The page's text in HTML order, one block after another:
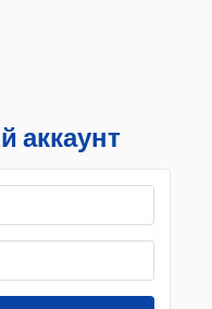
аккаунт